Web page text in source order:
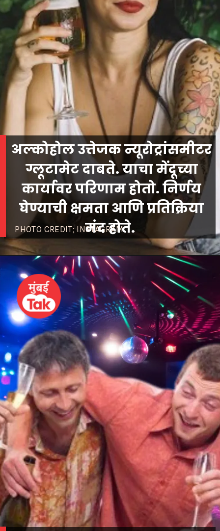
PHOTO CREDIT; INSTAGRAM
अल्कोहोल उत्तेजक न्यूरोट्रांसमीटर
ग्लूटामेट दाबते. याचा मेंदूच्या
कार्यावर परिणाम होतो. निर्णय
घेण्याची क्षमता आणि प्रतिक्रिया
मंद होते.